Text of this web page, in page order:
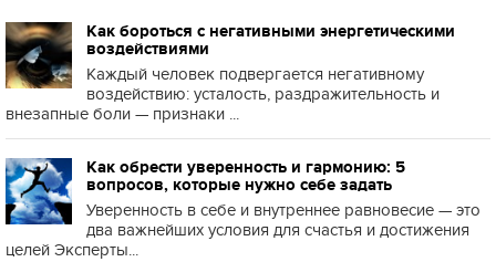
Как бороться с негативными энергетическими
воздействиями
Каждый человек подвергается негативному
воздействию: усталость, раздражительность и
внезапные боли — признаки ...
Как обрести уверенность и гармонию: 5
вопросов, которые нужно себе задать
Уверенность в себе и внутреннее равновесие — это
два важнейших условия для счастья и достижения
целей Эксперты...